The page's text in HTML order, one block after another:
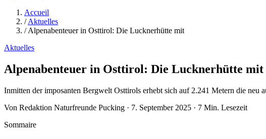
Accueil
/ Aktuelles
/ Alpenabenteuer in Osttirol: Die Lucknerhütte mit
Aktuelles
Alpenabenteuer in Osttirol: Die Lucknerhütte mit
Inmitten der imposanten Bergwelt Osttirols erhebt sich auf 2.241 Metern die neu
Von Redaktion Naturfreunde Pucking · 7. September 2025 · 7 Min. Lesezeit
Sommaire